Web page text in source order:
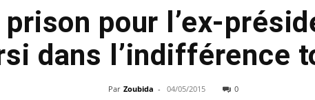
prison pour l’ex-
dans l’indifférence
Par Zoubida - 04/05/2015 0